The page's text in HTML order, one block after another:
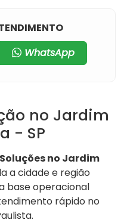
WhatsApp
no Jardim
- SP
no Jardim
a cidade e região
base operacional
rápido no